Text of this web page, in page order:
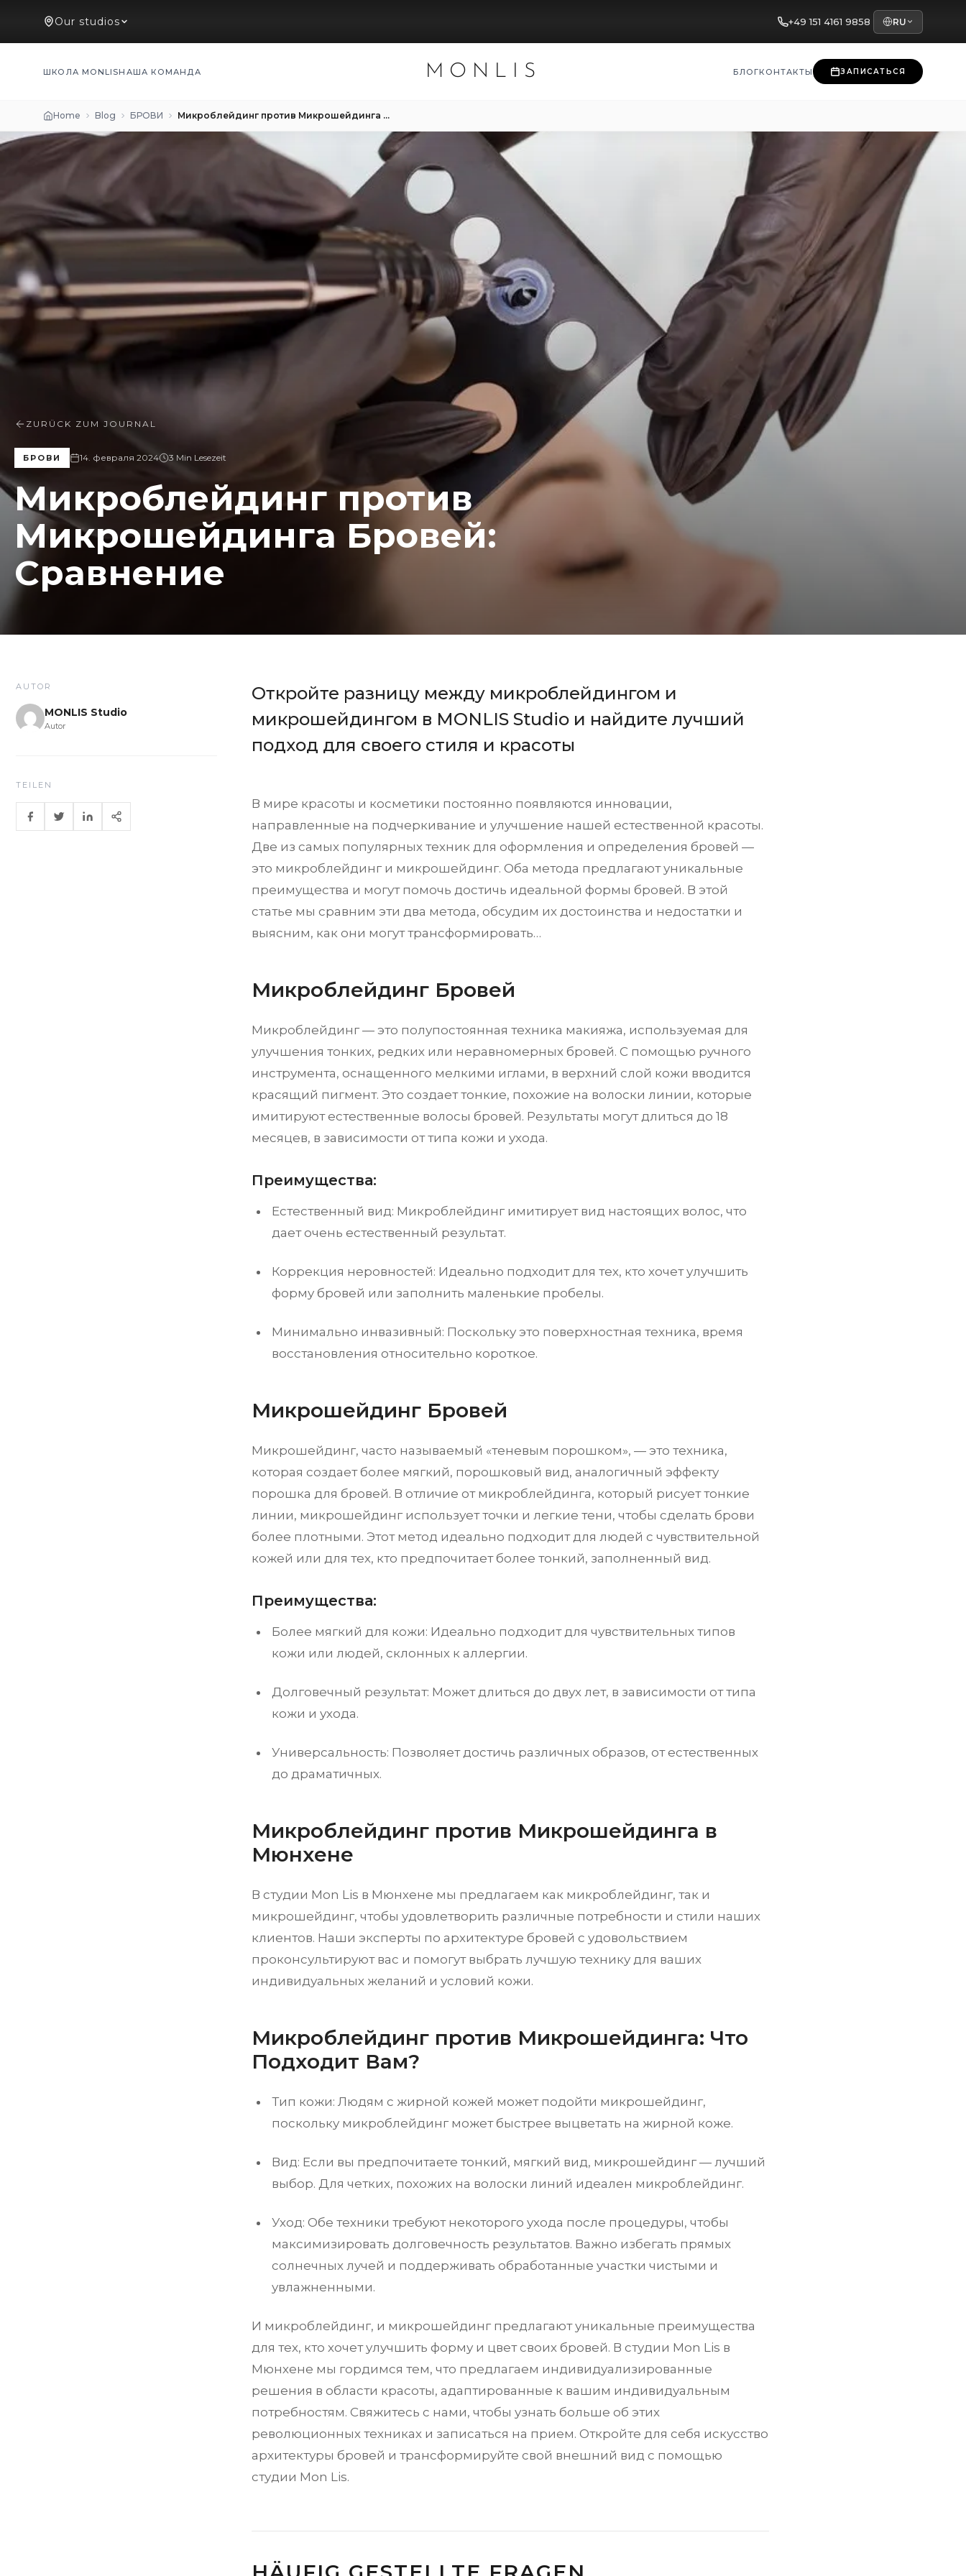
Our studios +49 151 4161 9858 RU
ШКОЛА MONLISНАША КОМАНДА MONLIS БЛОГКОНТАКТЫ ЗАПИСАТЬСЯ
Home Blog БРОВИ Микроблейдинг против Микрошейдинга Бровей: Сравнение
ZURÜCK ZUM JOURNAL
БРОВИ 14. февраля 2024 3 Min Lesezeit
Микроблейдинг против
Микрошейдинга Бровей:
Сравнение
AUTOR
MONLIS Studio
Autor
TEILEN
Откройте разницу между микроблейдингом и
микрошейдингом в MONLIS Studio и найдите лучший
подход для своего стиля и красоты
В мире красоты и косметики постоянно появляются инновации,
направленные на подчеркивание и улучшение нашей естественной красоты.
Две из самых популярных техник для оформления и определения бровей —
это микроблейдинг и микрошейдинг. Оба метода предлагают уникальные
преимущества и могут помочь достичь идеальной формы бровей. В этой
статье мы сравним эти два метода, обсудим их достоинства и недостатки и
выясним, как они могут трансформировать…
Микроблейдинг Бровей
Микроблейдинг — это полупостоянная техника макияжа, используемая для
улучшения тонких, редких или неравномерных бровей. С помощью ручного
инструмента, оснащенного мелкими иглами, в верхний слой кожи вводится
красящий пигмент. Это создает тонкие, похожие на волоски линии, которые
имитируют естественные волосы бровей. Результаты могут длиться до 18
месяцев, в зависимости от типа кожи и ухода.
Преимущества:
Естественный вид: Микроблейдинг имитирует вид настоящих волос, что
дает очень естественный результат.
Коррекция неровностей: Идеально подходит для тех, кто хочет улучшить
форму бровей или заполнить маленькие пробелы.
Минимально инвазивный: Поскольку это поверхностная техника, время
восстановления относительно короткое.
Микрошейдинг Бровей
Микрошейдинг, часто называемый «теневым порошком», — это техника,
которая создает более мягкий, порошковый вид, аналогичный эффекту
порошка для бровей. В отличие от микроблейдинга, который рисует тонкие
линии, микрошейдинг использует точки и легкие тени, чтобы сделать брови
более плотными. Этот метод идеально подходит для людей с чувствительной
кожей или для тех, кто предпочитает более тонкий, заполненный вид.
Преимущества:
Более мягкий для кожи: Идеально подходит для чувствительных типов
кожи или людей, склонных к аллергии.
Долговечный результат: Может длиться до двух лет, в зависимости от типа
кожи и ухода.
Универсальность: Позволяет достичь различных образов, от естественных
до драматичных.
Микроблейдинг против Микрошейдинга в
Мюнхене
В студии Mon Lis в Мюнхене мы предлагаем как микроблейдинг, так и
микрошейдинг, чтобы удовлетворить различные потребности и стили наших
клиентов. Наши эксперты по архитектуре бровей с удовольствием
проконсультируют вас и помогут выбрать лучшую технику для ваших
индивидуальных желаний и условий кожи.
Микроблейдинг против Микрошейдинга: Что
Подходит Вам?
Тип кожи: Людям с жирной кожей может подойти микрошейдинг,
поскольку микроблейдинг может быстрее выцветать на жирной коже.
Вид: Если вы предпочитаете тонкий, мягкий вид, микрошейдинг — лучший
выбор. Для четких, похожих на волоски линий идеален микроблейдинг.
Уход: Обе техники требуют некоторого ухода после процедуры, чтобы
максимизировать долговечность результатов. Важно избегать прямых
солнечных лучей и поддерживать обработанные участки чистыми и
увлажненными.
И микроблейдинг, и микрошейдинг предлагают уникальные преимущества
для тех, кто хочет улучшить форму и цвет своих бровей. В студии Mon Lis в
Мюнхене мы гордимся тем, что предлагаем индивидуализированные
решения в области красоты, адаптированные к вашим индивидуальным
потребностям. Свяжитесь с нами, чтобы узнать больше об этих
революционных техниках и записаться на прием. Откройте для себя искусство
архитектуры бровей и трансформируйте свой внешний вид с помощью
студии Mon Lis.